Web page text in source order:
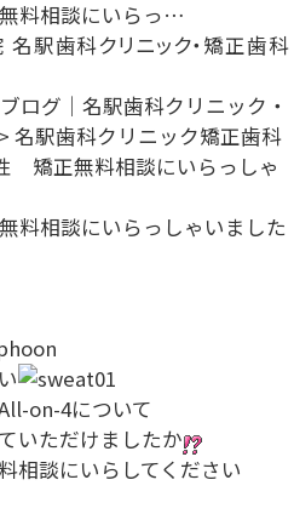
料相談にいらっ…
ログ｜名駅歯科クリニック・
> 名駅歯科クリニック矯正歯科
矯正無料相談にいらっしゃ
相談にいらっしゃいました
on-4について
いただけましたか
相談にいらしてください